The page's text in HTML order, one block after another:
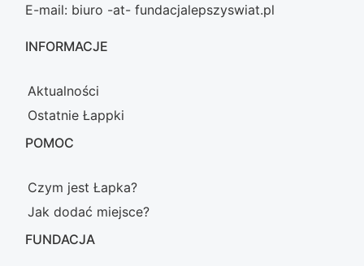
E-mail: biuro -at- fundacjalepszyswiat.pl
INFORMACJE
Aktualności
Ostatnie Łappki
POMOC
Czym jest Łapka?
Jak dodać miejsce?
FUNDACJA